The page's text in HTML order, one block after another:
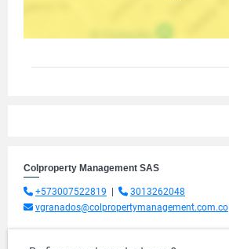
Colproperty Management SAS
+573007522819
3013262048
vgranados@colpropertymanagement.com.co